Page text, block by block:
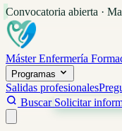
Convocatoria abierta ·
Máster Enfermería
Programas
Salidas profesionales
Buscar Solicitar